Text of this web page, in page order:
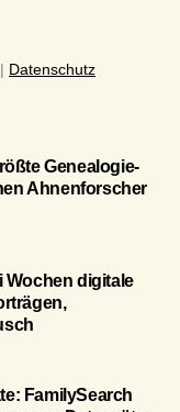
| Datenschutz
Genealogie-
Ahnenforscher
Wochen digitale
FamilySearch